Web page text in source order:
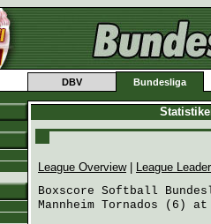
DBV Bundesliga
League Overview|
League
Boxscore Softball
Mannheim Tornados (6)